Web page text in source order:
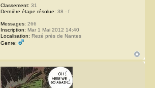
Classement: 31
Dernière étape résolue: 38 - f
Messages: 266
Inscription: Mar 1 Mai 2012 14:40
Localisation: Rezé près de Nantes
Genre: